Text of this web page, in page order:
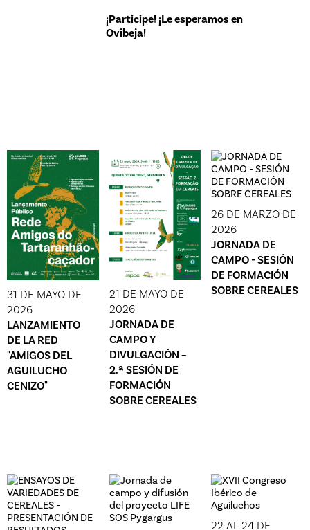
¡Participe! ¡Le esperamos en
Ovibeja!
31 DE MAYO DE
2026
LANZAMIENTO
DE LA RED
"AMIGOS DEL
AGUILUCHO
CENIZO"
21 DE MAYO DE
2026
JORNADA DE
CAMPO Y
DIVULGACIÓN –
2.ª SESIÓN DE
FORMACIÓN
SOBRE CEREALES
26 DE MARZO DE
2026
JORNADA DE
CAMPO - SESIÓN
DE FORMACIÓN
SOBRE CEREALES
22 AL 24 DE